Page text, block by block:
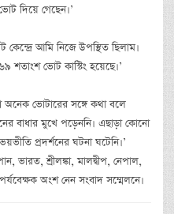
দিয়ে গেছেন।’
আমি নিজে উপস্থিত ছিলাম।
শতাংশ ভোট কাস্টিং হয়েছে।’
অনেক ভোটারের সঙ্গে কথা বলে
বাধার মুখে পড়েননি। এছাড়া কোনো
প্রদর্শনের ঘটনা ঘটেনি।’
ভারত, শ্রীলঙ্কা, মালদ্বীপ, নেপাল,
অংশ নেন সংবাদ সম্মেলনে।